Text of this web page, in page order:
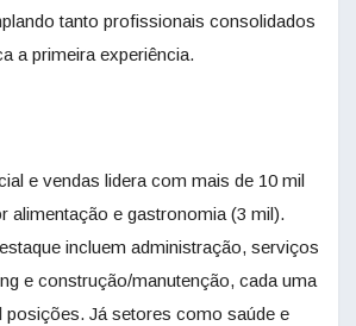
tanto profissionais consolidados
a primeira experiência.
e vendas lidera com mais de 10 mil
alimentação e gastronomia (3 mil).
incluem administração, serviços
e construção/manutenção, cada uma
posições. Já setores como saúde e